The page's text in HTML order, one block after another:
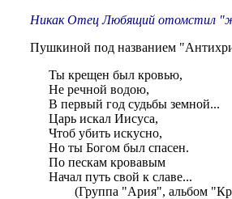
Никак Отец Любящий отомстил
Пушкиной под названием
Ты крещен был кровью,
Не речной водою,
В первый год судьбы земной...
Царь искал Иисуса,
Чтоб убить искусно,
Но ты Богом был спасен.
По пескам кровавым
Начал путь свой к славе...
(Группа "Ария", альбом